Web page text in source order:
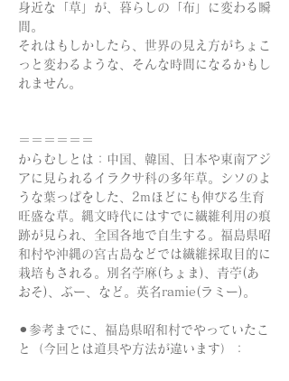
身近な「草」が、暮らしの「布」に変わる瞬
間。
それはもしかしたら、世界の見え方がちょこ
っと変わるような、そんな時間になるかもし
れません。
＝＝＝＝＝＝
からむしとは：中国、韓国、日本や東南アジ
アに見られるイラクサ科の多年草。シソのよ
うな葉っぱをした、2mほどにも伸びる生育
旺盛な草。縄文時代にはすでに繊維利用の痕
跡が見られ、全国各地で自生する。福島県昭
和村や沖縄の宮古島などでは繊維採取目的に
栽培もされる。別名苧麻(ちょま)、青苧(あ
おそ)、ぶー、など。英名ramie(ラミー)。
⚫︎参考までに、福島県昭和村でやっていたこ
と（今回とは道具や方法が違います）：